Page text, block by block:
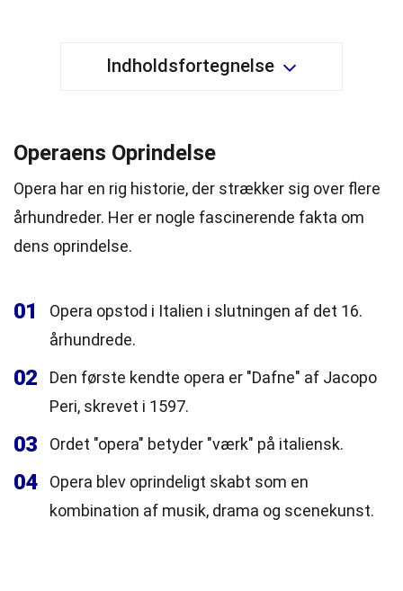
Indholdsfortegnelse
Operaens Oprindelse
Opera har en rig historie, der strækker sig over flere
århundreder. Her er nogle fascinerende fakta om
dens oprindelse.
01
Opera opstod i Italien i slutningen af det 16.
århundrede.
02
Den første kendte opera er "Dafne" af Jacopo
Peri, skrevet i 1597.
03 Ordet "opera" betyder "værk" på italiensk.
04
Opera blev oprindeligt skabt som en
kombination af musik, drama og scenekunst.